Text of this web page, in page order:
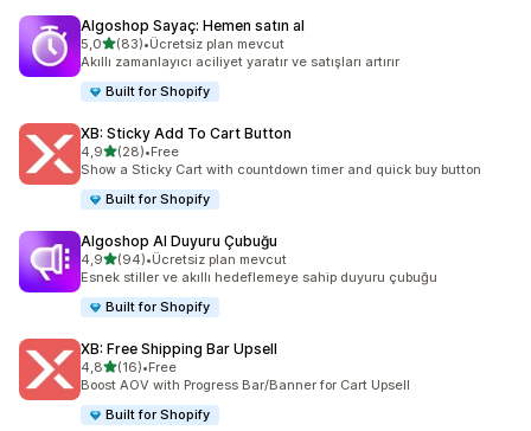
Algoshop Sayaç: Hemen satın al
5,05 yıldız üzerinden
(83)
toplam 83 değerlendirme
•Ücretsiz plan mevcut
Akıllı zamanlayıcı aciliyet yaratır ve satışları artırır
Built for Shopify
XB: Sticky Add To Cart Button
4,95 yıldız üzerinden
(28)
toplam 28 değerlendirme
•Free
Show a Sticky Cart with countdown timer and quick buy button
Built for Shopify
Algoshop AI Duyuru Çubuğu
4,95 yıldız üzerinden
(94)
toplam 94 değerlendirme
•Ücretsiz plan mevcut
Esnek stiller ve akıllı hedeflemeye sahip duyuru çubuğu
Built for Shopify
XB: Free Shipping Bar Upsell
4,85 yıldız üzerinden
(16)
toplam 16 değerlendirme
•Free
Boost AOV with Progress Bar/Banner for Cart Upsell
Built for Shopify